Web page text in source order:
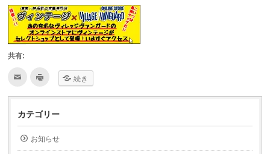
共有:
ク
て
友
達
へ
メ
ー
ク
て
印
刷
(新
し
い
続き
カテゴリー
お知らせ